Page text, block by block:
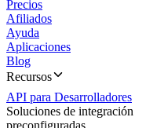
Precios
Afiliados
Ayuda
Aplicaciones
Blog
Recursos
API para Desarrolladores
Soluciones de integración
preconfiguradas